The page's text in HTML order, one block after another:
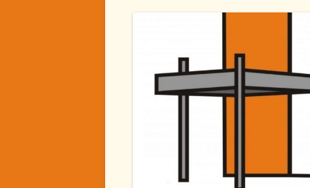
2024. DECEMBER
2024. SZEPTEMBER